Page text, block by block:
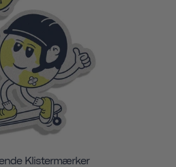
Klistermærker